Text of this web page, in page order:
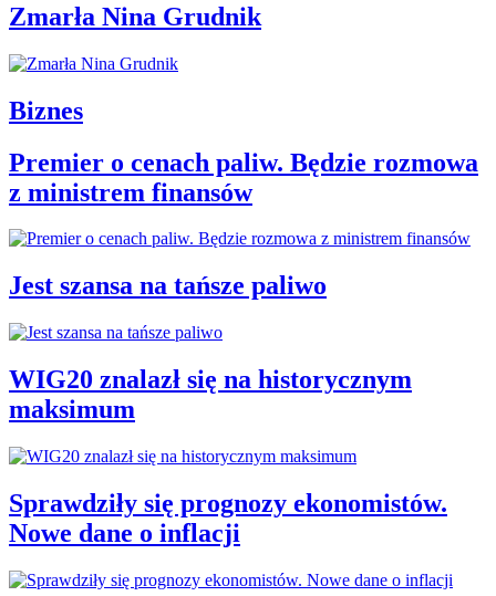
Zmarła Nina Grudnik
Biznes
Premier o cenach paliw. Będzie rozmowa
z ministrem finansów
Jest szansa na tańsze paliwo
WIG20 znalazł się na historycznym
maksimum
Sprawdziły się prognozy ekonomistów.
Nowe dane o inflacji